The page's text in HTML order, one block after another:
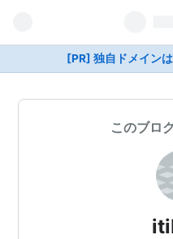
[PR] 独自ドメイン
このブロ